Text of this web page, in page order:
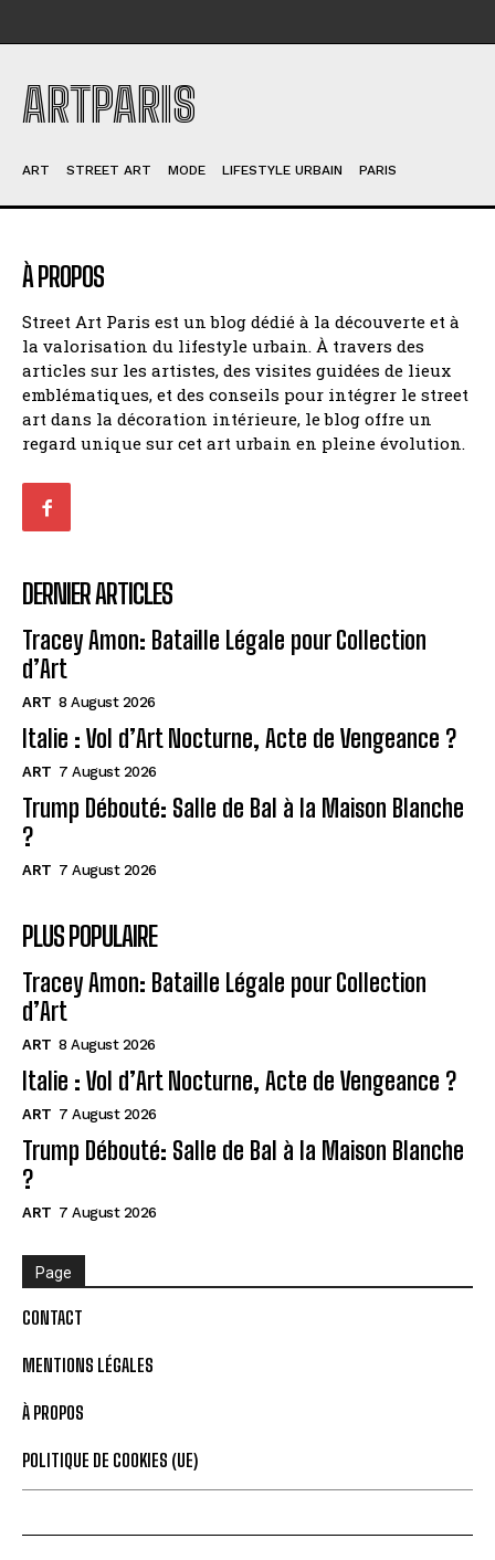
ARTPARIS
ART STREET ART MODE LIFESTYLE URBAIN PARIS
À PROPOS
Street Art Paris est un blog dédié à la découverte et à
la valorisation du lifestyle urbain. À travers des
articles sur les artistes, des visites guidées de lieux
emblématiques, et des conseils pour intégrer le street
art dans la décoration intérieure, le blog offre un
regard unique sur cet art urbain en pleine évolution.
DERNIER ARTICLES
Tracey Amon: Bataille Légale pour Collection
d’Art
ART 8 August 2026
Italie : Vol d’Art Nocturne, Acte de Vengeance ?
ART 7 August 2026
Trump Débouté: Salle de Bal à la Maison Blanche
?
ART 7 August 2026
PLUS POPULAIRE
Tracey Amon: Bataille Légale pour Collection
d’Art
ART 8 August 2026
Italie : Vol d’Art Nocturne, Acte de Vengeance ?
ART 7 August 2026
Trump Débouté: Salle de Bal à la Maison Blanche
?
ART 7 August 2026
Page
CONTACT
MENTIONS LÉGALES
À PROPOS
POLITIQUE DE COOKIES (UE)